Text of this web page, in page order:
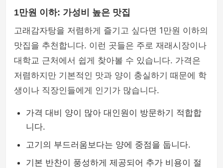
1만원 이하: 가성비 높은 맛집
고래감자탕을 저렴하게 즐기고 싶다면 1만원 이하의
맛집을 추천합니다. 이런 곳들은 주로 재래시장이나
대학교 근처에서 쉽게 찾아볼 수 있습니다. 가격은
저렴하지만 기본적인 맛과 양이 충실하기 때문에 학
생이나 직장인들에게 인기가 많습니다.
가격 대비 양이 많아 대인원이 방문하기 적합합
니다.
고기의 부드러움보다는 양에 중점을 둡니다.
기본 반찬이 풍성하게 제공되어 추가 비용이 절